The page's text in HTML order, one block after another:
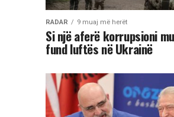
RADAR 9 muaj më herët
Si një aferë korrupsioni
fund luftës në Ukrainë